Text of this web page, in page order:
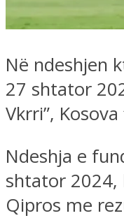
Në ndeshjen
27 shtator
Vkrri”,
Ndeshja e
shtator 2024,
Qipros me